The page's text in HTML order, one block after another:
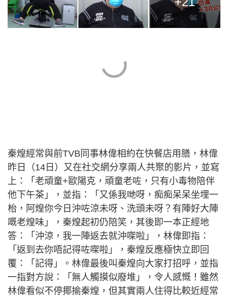
秦煌經常與前TVB同事林偉相約在快餐店用膳，林偉
昨日（14日）又在社交網分享兩人共聚的影片，並寫
上：「老頑童+歐陽克，頑童老咗，只有小毒物陪伴
他下午茶」，並指：「又係我哋呀，痴痴呆呆坐埋一
枱，阿煌你今日沖咗涼未呀、洗頭未呀？有陣好大陣
嘅老煌味」，秦煌起初仍陪笑，其後即一本正經地
答：「沖涼，我一陣返去就沖㗎啦」，林偉即指：
「返到去你唔記得咗㗎啦」，秦煌反應極快立即回
覆：「記得」。林偉最後叫秦煌向大家打招呼，並指
一指對方說：「無人觸摸似廢堆」，令人感慨！雖然
林偉看似不停揶揄秦煌，但其實兩人住得比較近經常